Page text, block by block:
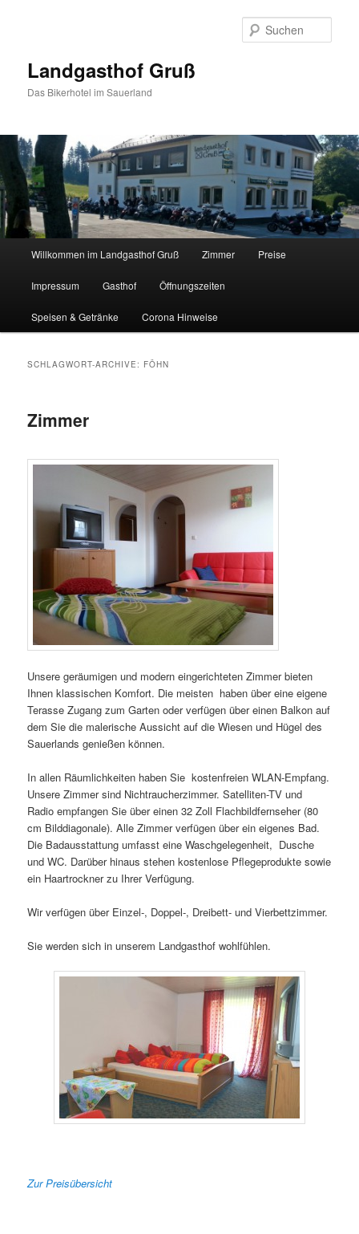
Landgasthof Gruß
Das Bikerhotel im Sauerland
Willkommen im Landgasthof Gruß Zimmer Preise
Impressum Gasthof Öffnungszeiten
Speisen & Getränke Corona Hinweise
SCHLAGWORT-ARCHIVE: FÖHN
Zimmer
Unsere geräumigen und modern eingerichteten Zimmer bieten
Ihnen klassischen Komfort. Die meisten haben über eine eigene
Terasse Zugang zum Garten oder verfügen über einen Balkon auf
dem Sie die malerische Aussicht auf die Wiesen und Hügel des
Sauerlands genießen können.
In allen Räumlichkeiten haben Sie kostenfreien WLAN-Empfang.
Unsere Zimmer sind Nichtraucherzimmer. Satelliten-TV und
Radio empfangen Sie über einen 32 Zoll Flachbildfernseher (80
cm Bilddiagonale). Alle Zimmer verfügen über ein eigenes Bad.
Die Badausstattung umfasst eine Waschgelegenheit, Dusche
und WC. Darüber hinaus stehen kostenlose Pflegeprodukte sowie
ein Haartrockner zu Ihrer Verfügung.
Wir verfügen über Einzel-, Doppel-, Dreibett- und Vierbettzimmer.
Sie werden sich in unserem Landgasthof wohlfühlen.
Zur Preisübersicht